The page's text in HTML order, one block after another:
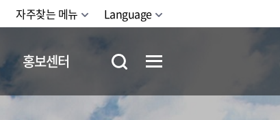
자주찾는 메뉴 Language
홍보센터